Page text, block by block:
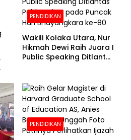
PENDIDIKAN
Wakili Kolaka Utara, Nur
Hikmah Dewi Raih Juara I
Public Speaking Ditlantas
Bhayangkara ke-80
PENDIDIKAN